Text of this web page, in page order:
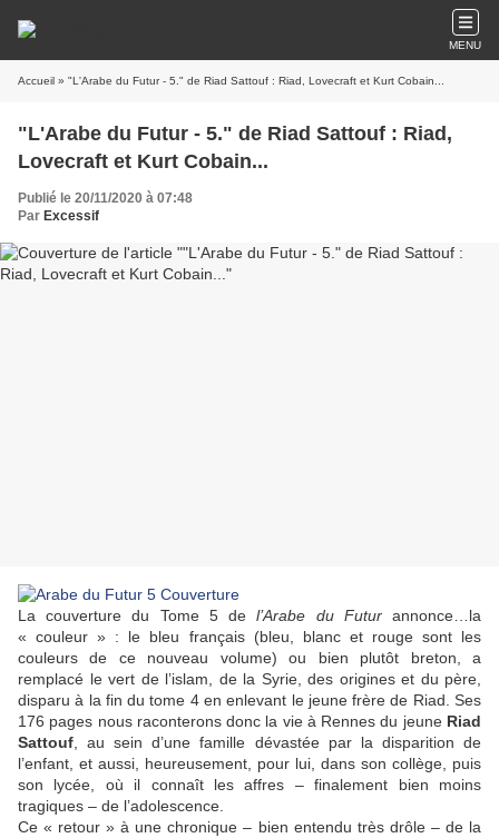
MENU
Accueil » "L'Arabe du Futur - 5." de Riad Sattouf : Riad, Lovecraft et Kurt Cobain...
"L'Arabe du Futur - 5." de Riad Sattouf : Riad,
Lovecraft et Kurt Cobain...
Publié le 20/11/2020 à 07:48
Par Excessif
La couverture du Tome 5 del’Arabe du Futurannonce…la
« couleur » : le bleu français (bleu, blanc et rouge sont les
couleurs de ce nouveau volume) ou bien plutôt breton, a
remplacé le vert de l’islam, de la Syrie, des origines et du père,
disparu à la fin du tome 4 en enlevant le jeune frère de Riad. Ses
176 pages nous raconterons donc la vie à Rennes du jeune Riad
Sattouf , au sein d’une famille dévastée par la disparition de
l’enfant, et aussi, heureusement, pour lui, dans son collège, puis
son lycée, où il connaît les affres – finalement bien moins
tragiques – de l’adolescence.
Ce « retour » à une chronique – bien entendu très drôle – de la